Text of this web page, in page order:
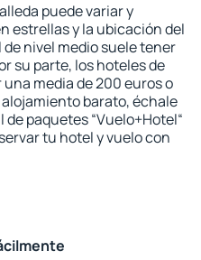
puede variar y
estrellas y la ubicación del
nivel medio suele tener
su parte, los hoteles de
media de 200 euros o
barato, échale
paquetes “Vuelo+Hotel“
tu hotel y vuelo con